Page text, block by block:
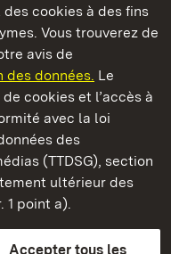
cookies à des fins
Vous trouverez de
avis de
des données. Le
cookies et l’accès à
avec la loi
des
(TTDSG), section
ultérieur des
1 point a).
Accepter tous les
Wurtemberg
légales